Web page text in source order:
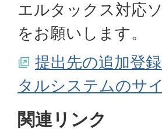
エルタックス対応
をお願いします。
提出先の追加登
タルシステムのサ
関連リンク